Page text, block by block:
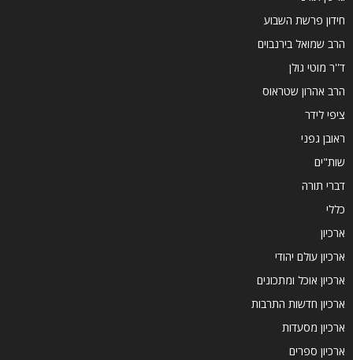
חידון פרשת השבוע
הרב שמואל בירנבוים
ד''ר מוטי גולן
הרב אהרון שטראוס
ציפי לידר
ראובן גפני
שות"ים
דברי תורה
כללי
ארכיון
ארכיון עולם יהודי
ארכיון אוכל ומתכונים
ארכיון חדשות התרבות
ארכיון מסעדות
ארכיון ספרים